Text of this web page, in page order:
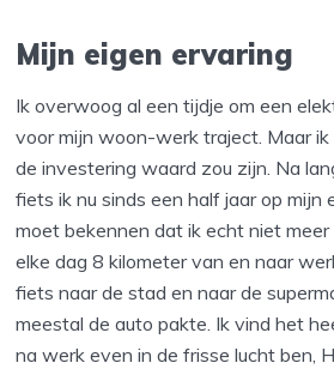
Mijn eigen ervaring
Ik overwoog al een tijdje om een
voor mijn woon-werk traject. Maar
de investering waard zou zijn. Na
fiets ik nu sinds een half jaar op mijn
moet bekennen dat ik echt niet
elke dag 8 kilometer van en naar
fiets naar de stad en naar de
meestal de auto pakte. Ik vind het
na werk even in de frisse lucht ben,